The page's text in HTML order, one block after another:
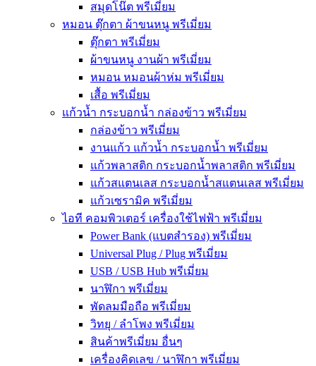
สมุดโน๊ต พรีเมี่ยม
หมอน ตุ๊กตา ผ้าขนหนู พรีเมี่ยม
ตุ๊กตา พรีเมี่ยม
ผ้าขนหนู งานผ้า พรีเมี่ยม
หมอน หมอนผ้าห่ม พรีเมี่ยม
เสื้อ พรีเมี่ยม
แก้วน้ำ กระบอกน้ำ กล่องข้าว พรีเมี่ยม
กล่องข้าว พรีเมี่ยม
งานแก้ว แก้วน้ำ กระบอกน้ำ พรีเมี่ยม
แก้วพลาสติก กระบอกน้ำพลาสติก พรีเมี่ยม
แก้วสแตนเลส กระบอกน้ำสแตนเลส พรีเมี่ยม
แก้วเซรามิค พรีเมี่ยม
ไอที คอมพิวเตอร์ เครื่องใช้ไฟฟ้า พรีเมี่ยม
Power Bank (แบตสำรอง) พรีเมี่ยม
Universal Plug / Plug พรีเมี่ยม
USB / USB Hub พรีเมี่ยม
นาฬิกา พรีเมี่ยม
พัดลมมือถือ พรีเมี่ยม
วิทยุ / ลำโพง พรีเมี่ยม
สินค้าพรีเมี่ยม อื่นๆ
เครื่องคิดเลข / นาฬิกา พรีเมี่ยม